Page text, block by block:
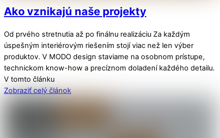
Ako vznikajú naše projekty
Od prvého stretnutia až po finálnu realizáciu Za každým
úspešným interiérovým riešením stojí viac než len výber
produktov. V MODO design staviame na osobnom prístupe,
technickom know-how a precíznom doladení každého detailu.
V tomto článku
Zobraziť celý článok